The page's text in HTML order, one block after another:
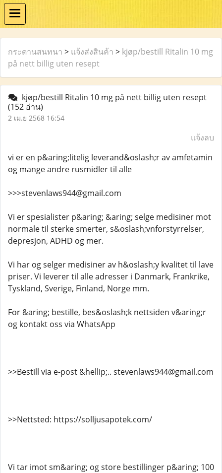
กระดานสนทนา > แจ้งส่งสินค้า > kjøp/bestill Ritalin 10 mg
på nett billig uten resept
kjøp/bestill Ritalin 10 mg på nett billig uten resept
(152 อ่าน)
2 เม.ย 2568 16:54
แจ้งลบ
vi er en p&aring;litelig leverand&oslash;r av amfetamin
og mange andre rusmidler til alle
>>>stevenlaws944@gmail.com
Vi er spesialister p&aring; &aring; selge medisiner mot
normale til sterke smerter, s&oslash;vnforstyrrelser,
depresjon, ADHD og mer.
Vi har og selger medisiner av h&oslash;y kvalitet til lave
priser. Vi leverer til alle adresser i Danmark, Frankrike,
Tyskland, Sverige, Finland, Norge mm.
For &aring; bestille, bes&oslash;k nettsiden v&aring;r
og kontakt oss via WhatsApp
>>Bestill via e-post &hellip;.. stevenlaws944@gmail.com
>>Nettsted: https://solljusapotek.com/
Vi tar imot sm&aring; og store bestillinger p&aring; 100